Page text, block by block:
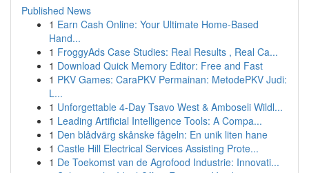
Published News
1 Earn Cash Online: Your Ultimate Home-Based
Hand...
1 FroggyAds Case Studies: Real Results , Real Ca...
1 Download Quick Memory Editor: Free and Fast
1 PKV Games: CaraPKV Permainan: MetodePKV Judi:
L...
1 Unforgettable 4-Day Tsavo West & Amboseli Wildl...
1 Leading Artificial Intelligence Tools: A Compa...
1 Den blådvärg skånske fågeln: En unik liten hane
1 Castle Hill Electrical Services Assisting Prote...
1 De Toekomst van de Agrofood Industrie: Innovati...